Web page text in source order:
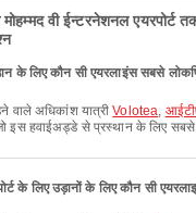
मोहम्मद वी ईन्टरनेशनल एयरपोर्ट
के लिए कौन सी एयरलाइंस सबसे
वाले अधिकांश यात्रीVolotea,
इस हवाईअड्डे से प्रस्थान के लिए सबसे
के लिए उड़ानों के लिए कौन सी